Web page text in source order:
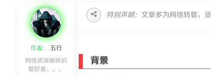
作者：
五行
网络资源搬砖的
爱好者。。。
特别声明： 文章多为网络转载，
背景